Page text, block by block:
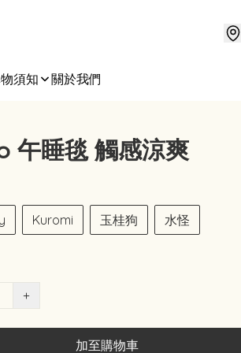
須知 關於我們
午睡毯 觸感涼爽
Kuromi 玉桂狗 水怪
+
加至購物車